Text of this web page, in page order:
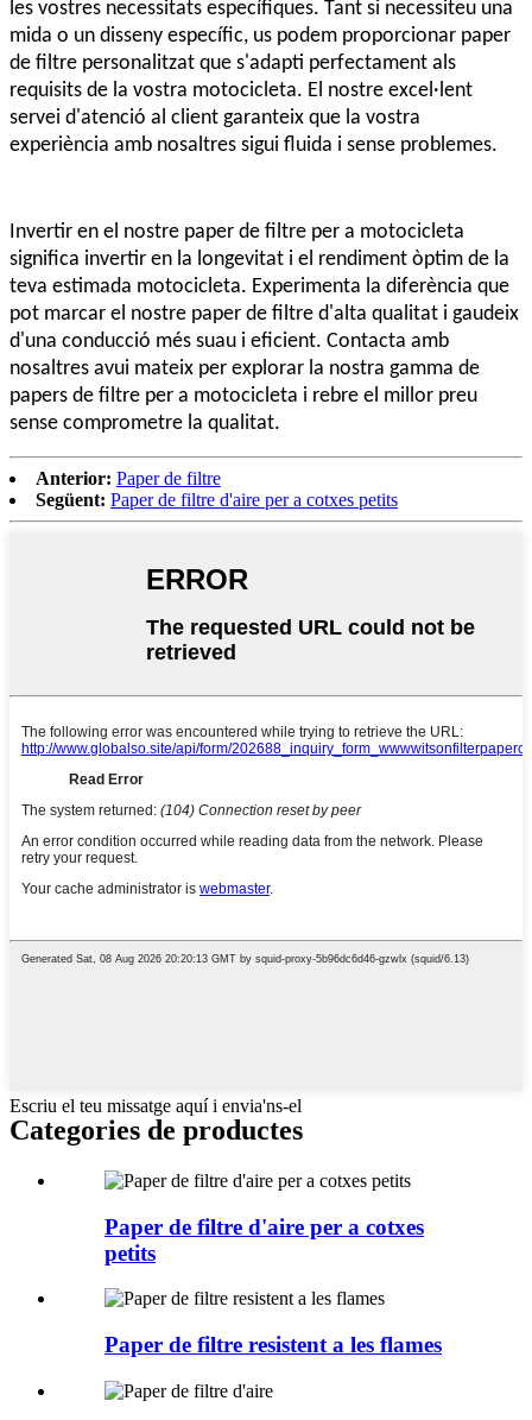
les vostres necessitats específiques. Tant si necessiteu una
mida o un disseny específic, us podem proporcionar paper
de filtre personalitzat que s'adapti perfectament als
requisits de la vostra motocicleta. El nostre excel·lent
servei d'atenció al client garanteix que la vostra
experiència amb nosaltres sigui fluida i sense problemes.
Invertir en el nostre paper de filtre per a motocicleta
significa invertir en la longevitat i el rendiment òptim de la
teva estimada motocicleta. Experimenta la diferència que
pot marcar el nostre paper de filtre d'alta qualitat i gaudeix
d'una conducció més suau i eficient. Contacta amb
nosaltres avui mateix per explorar la nostra gamma de
papers de filtre per a motocicleta i rebre el millor preu
sense comprometre la qualitat.
Anterior: Paper de filtre
Següent: Paper de filtre d'aire per a cotxes petits
Escriu el teu missatge aquí i envia'ns-el
Categories de productes
Paper de filtre d'aire per a cotxes
petits
Paper de filtre resistent a les flames